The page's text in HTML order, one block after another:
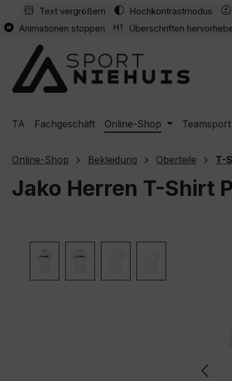
Hauptinhalt springen
Zur Suche springen
Zur Hauptnavigation springen
Text vergrößern Hochkontrastmodus
Animationen stoppen
Überschriften
TA Fachgeschäft Online-Shop Teamsport
Online-Shop Bekleidung Oberteile T-
Jako Herren T-Shirt
Bildergalerie überspringen